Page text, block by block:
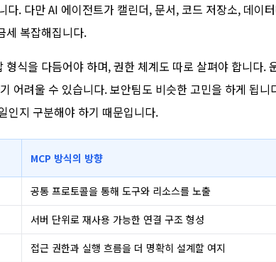
. 다만 AI 에이전트가 캘린더, 문서, 코드 저장소, 데이
세 복잡해집니다.
식을 다듬어야 하며, 권한 체계도 따로 살펴야 합니다.
어려울 수 있습니다. 보안팀도 비슷한 고민을 하게 됩니
인지 구분해야 하기 때문입니다.
MCP 방식의 방향
공통 프로토콜을 통해 도구와 리소스를 노출
서버 단위로 재사용 가능한 연결 구조 형성
접근 권한과 실행 흐름을 더 명확히 설계할 여지